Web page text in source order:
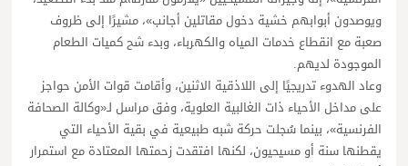
ويوصدون أبوابهم خشية دخول مقاتلين أجانب»، مشيرًا إلى ظروف
صعبة مع انقطاع خدمات المياه والكهرباء، وبدء شح كميات الطعام
الموجودة لديهم.
وعاد الهدوء تدريجيًا إلى اللاذقية الاثنين، وأقامت قوات الأمن حواجز
على مداخل الأحياء ذات الغالبية العلوية، وفق مراسل لـ«وكالة الصحافة
الفرنسية»، بينما سُجلت حركة شبه طبيعية في بقية الأحياء التي
يقطنها سنة أو مسيحيون، لكنها افتقدت زحمتها المعتادة مع استمرار